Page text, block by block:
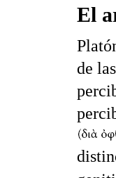
El
de